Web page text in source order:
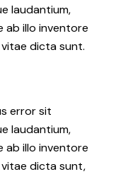
laudantium,
ab illo inventore
dicta sunt.
error sit
laudantium,
ab illo inventore
dicta sunt,